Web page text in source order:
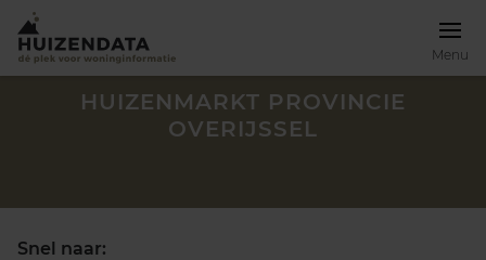
Menu
HUIZENMARKT PROVINCIE
OVERIJSSEL
Snel naar: